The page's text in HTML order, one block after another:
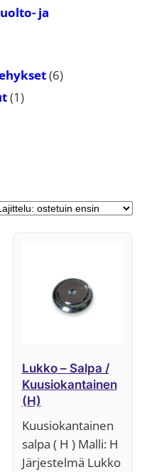
ja
66
11
Lukko – Salpa /
Kuusiokantainen
(H)
Kuusiokantainen
salpa ( H ) Malli: H
Järjestelmä Lukko